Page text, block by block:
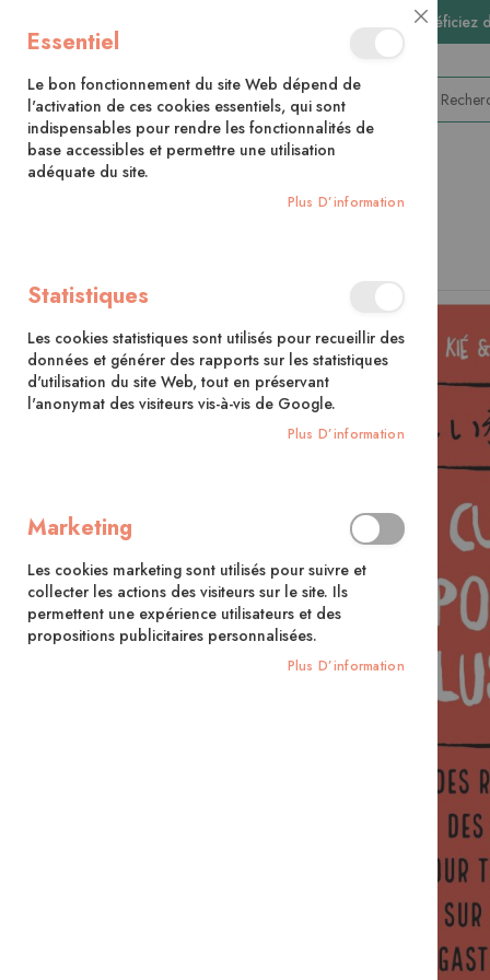
🚚
CATÉGORIES
Skip
the
end
of
the
Close
Cookie
Essentiel
Le bon fonctionnement du site Web dépend de
l'activation de ces cookies essentiels, qui sont
indispensables pour rendre les fonctionnalités de
base accessibles et permettre une utilisation
adéquate du site.
Plus D’information
Statistiques
Les cookies statistiques sont utilisés pour recueillir des
données et générer des rapports sur les statistiques
d'utilisation du site Web, tout en préservant
l'anonymat des visiteurs vis-à-vis de Google.
Plus D’information
Marketing
Les cookies marketing sont utilisés pour suivre et
collecter les actions des visiteurs sur le site. Ils
permettent une expérience utilisateurs et des
propositions publicitaires personnalisées.
Plus D’information